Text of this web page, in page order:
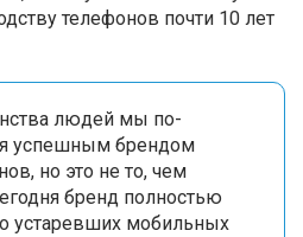
телефонов почти 10 лет
людей мы по-
успешным брендом
но это не то, чем
бренд полностью
устаревших мобильных